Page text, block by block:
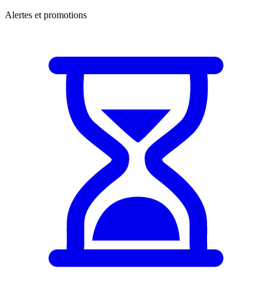
Alertes et promotions